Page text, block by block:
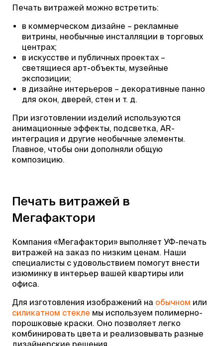
Печать витражей можно встретить:
в коммерческом дизайне – рекламные
витрины, необычные инсталляции в торговых
центрах;
в искусстве и публичных проектах –
светящиеся арт-объекты, музейные
экспозиции;
в дизайне интерьеров – декоративные панно
для окон, дверей, стен и т. д.
При изготовлении изделий используются
анимационные эффекты, подсветка, AR-
интеграция и другие необычные элементы.
Главное, чтобы они дополняли общую
композицию.
Печать витражей в
Мегафактори
Компания «Мегафактори» выполняет УФ-печать
витражей на заказ по низким ценам. Наши
специалисты с удовольствием помогут внести
изюминку в интерьер вашей квартиры или
офиса.
Для изготовления изображений на обычном или
силикатном стекле мы используем полимерно-
порошковые краски. Оно позволяет легко
комбинировать цвета и реализовывать разные
дизайнерские решения.